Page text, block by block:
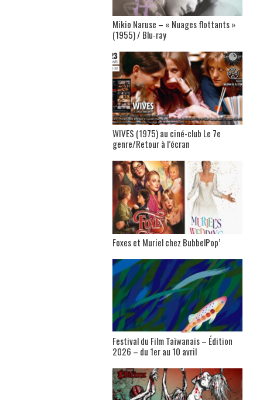
Mikio Naruse – « Nuages flottants »
(1955) / Blu-ray
WIVES (1975) au ciné-club Le 7e
genre/Retour à l’écran
Foxes et Muriel chez BubbelPop’
Festival du Film Taïwanais – Édition
2026 – du 1er au 10 avril